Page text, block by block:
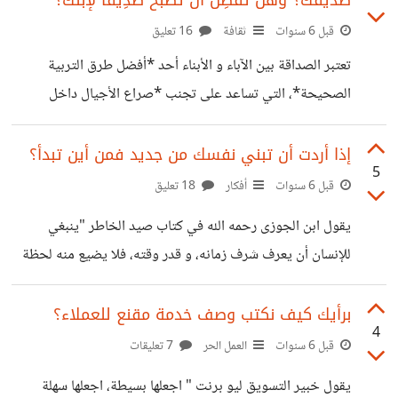
أُشبهك ولا أن تُشبهني". يعتبر الإختلاف *ضرورة حتمية* بين
البشر فمهما كان مصدره أو حدته أو مستواه، فهو حالة متقدمة
جداً من *الرقي والوعي والمسؤولية* في المجتمع، *ماذا تفعل
قبل 6 سنوات ثقافة
تعتبر الصداقة بين الآباء و الأبناء أحد *أفضل طرق التربية
الصحيحة*، التي تساعد على تجنب *صراع الأجيال داخل
الأسر* وكسب الثقة بين أفرادها. يعانى الكثيرين من *فجوة
غياب الصداقة بين أفراد الأسرة*، فمن جهة نجد الآباء يفقدون
السيطرة على أبنائهم في مراحل معينة من أعمارهم "خاصة فترة
حياتهم و مشاكلهم مع آبائهم و هذا ما يخلق نوع من التوتر و عدم
التفاهم داخل الأسرة ... *ما سبب وجود فجوة غياب
5
إذا أردت أن تبني نفسك من جديد فمن أين تبدأ؟
قبل 6 سنوات أفكار
يقول ابن الجوزى رحمه الله في كتاب صيد الخاطر "ينبغي
للإنسان أن يعرف شرف زمانه، و قدر وقته، فلا يضيع منه لحظة
من غير قُرْبَة، و يقدم الأفضل فالأفضل من القول و العمل..". كل
منا كانت له *نقطة بداية* سواء كانت في الدراسة، العمل،
العلاقات الإجتماعية.." ليصل إلى ماهو عليه الآن... *لكن ماذا لو
4
برأيك كيف نكتب وصف خدمة مقنع للعملاء؟
قبل 6 سنوات العمل الحر
يقول خبير التسويق ليو برنت " اجعلها بسيطة، اجعلها سهلة